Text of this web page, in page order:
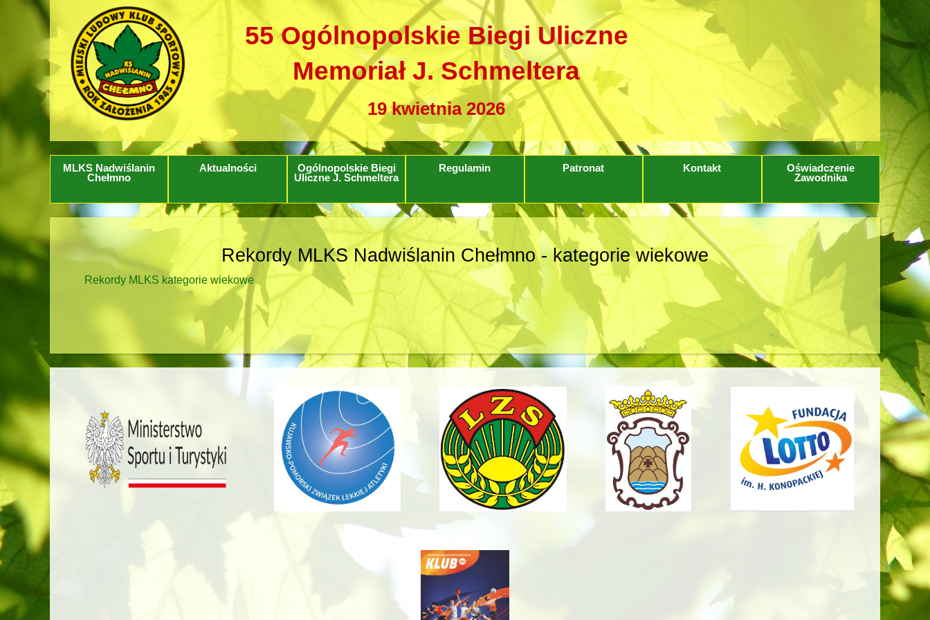
55 Ogólnopolskie Biegi Uliczne
Memoriał J. Schmeltera
19 kwietnia 2026
MLKS Nadwiślanin
Chełmno
Aktualności
Ogólnopolskie Biegi
Uliczne J. Schmeltera
Regulamin Patronat Kontakt
Oświadczenie
Zawodnika
Rekordy MLKS Nadwiślanin Chełmno - kategorie wiekowe
Rekordy MLKS kategorie wiekowe